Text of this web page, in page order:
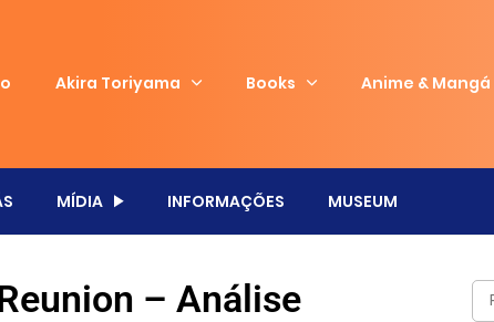
Akira Toriyama Books Anime & Mangá
MÍDIA INFORMAÇÕES MUSEUM
– Análise